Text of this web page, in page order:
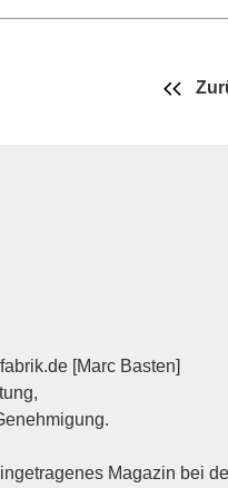
[Marc Basten]
Magazin bei